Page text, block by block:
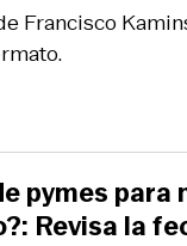
Francisco
pymes para
Revisa la